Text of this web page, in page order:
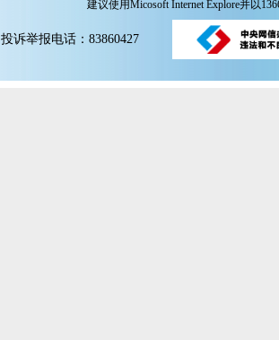
建议使用Micosoft Internet Explore并以
投诉举报电话：83860427